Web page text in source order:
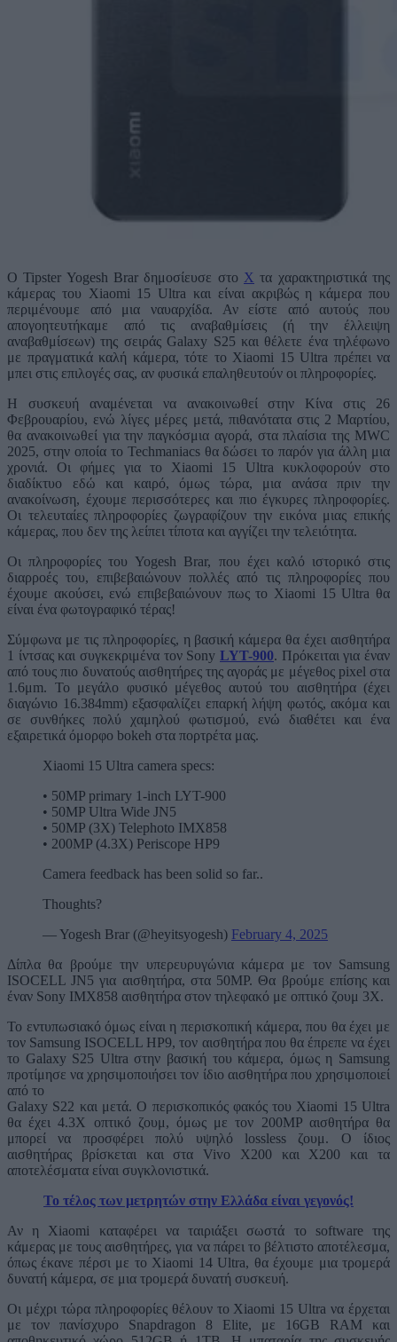
Ο Tipster Yogesh Brar δημοσίευσε στο X τα χαρακτηριστικά της
κάμερας του Xiaomi 15 Ultra και είναι ακριβώς η κάμερα που
περιμένουμε από μια ναυαρχίδα. Αν είστε από αυτούς που
απογοητευτήκαμε από τις αναβαθμίσεις (ή την έλλειψη
αναβαθμίσεων) της σειράς Galaxy S25 και θέλετε ένα τηλέφωνο
με πραγματικά καλή κάμερα, τότε το Xiaomi 15 Ultra πρέπει να
μπει στις επιλογές σας, αν φυσικά επαληθευτούν οι πληροφορίες.
Η συσκευή αναμένεται να ανακοινωθεί στην Κίνα στις 26
Φεβρουαρίου, ενώ λίγες μέρες μετά, πιθανότατα στις 2 Μαρτίου,
θα ανακοινωθεί για την παγκόσμια αγορά, στα πλαίσια της MWC
2025, στην οποία το Techmaniacs θα δώσει το παρόν για άλλη μια
χρονιά. Οι φήμες για το Xiaomi 15 Ultra κυκλοφορούν στο
διαδίκτυο εδώ και καιρό, όμως τώρα, μια ανάσα πριν την
ανακοίνωση, έχουμε περισσότερες και πιο έγκυρες πληροφορίες.
Οι τελευταίες πληροφορίες ζωγραφίζουν την εικόνα μιας επικής
κάμερας, που δεν της λείπει τίποτα και αγγίζει την τελειότητα.
Οι πληροφορίες του Yogesh Brar, που έχει καλό ιστορικό στις
διαρροές του, επιβεβαιώνουν πολλές από τις πληροφορίες που
έχουμε ακούσει, ενώ επιβεβαιώνουν πως το Xiaomi 15 Ultra θα
είναι ένα φωτογραφικό τέρας!
Σύμφωνα με τις πληροφορίες, η βασική κάμερα θα έχει αισθητήρα
1 ίντσας και συγκεκριμένα τον Sony LYT-900. Πρόκειται για έναν
από τους πιο δυνατούς αισθητήρες της αγοράς με μέγεθος pixel στα
1.6μm. Το μεγάλο φυσικό μέγεθος αυτού του αισθητήρα (έχει
διαγώνιο 16.384mm) εξασφαλίζει επαρκή λήψη φωτός, ακόμα και
σε συνθήκες πολύ χαμηλού φωτισμού, ενώ διαθέτει και ένα
εξαιρετικά όμορφο bokeh στα πορτρέτα μας.
Xiaomi 15 Ultra camera specs:
• 50MP primary 1-inch LYT-900
• 50MP Ultra Wide JN5
• 50MP (3X) Telephoto IMX858
• 200MP (4.3X) Periscope HP9
Camera feedback has been solid so far..
Thoughts?
— Yogesh Brar (@heyitsyogesh) February 4, 2025
Δίπλα θα βρούμε την υπερευρυγώνια κάμερα με τον Samsung
ISOCELL JN5 για αισθητήρα, στα 50MP. Θα βρούμε επίσης και
έναν Sony ΙΜΧ858 αισθητήρα στον τηλεφακό με οπτικό ζουμ 3Χ.
Το εντυπωσιακό όμως είναι η περισκοπική κάμερα, που θα έχει με
τον Samsung ISOCELL HP9, τον αισθητήρα που θα έπρεπε να έχει
το Galaxy S25 Ultra στην βασική του κάμερα, όμως η Samsung
προτίμησε να χρησιμοποιήσει τον ίδιο αισθητήρα που χρησιμοποιεί
από το
Galaxy S22 και μετά. Ο περισκοπικός φακός του Xiaomi 15 Ultra
θα έχει 4.3Χ οπτικό ζουμ, όμως με τον 200MP αισθητήρα θα
μπορεί να προσφέρει πολύ υψηλό lossless ζουμ. Ο ίδιος
αισθητήρας βρίσκεται και στα Vivo X200 και Χ200 και τα
αποτελέσματα είναι συγκλονιστικά.
Το τέλος των μετρητών στην Ελλάδα είναι γεγονός!
Αν η Xiaomi καταφέρει να ταιριάξει σωστά το software της
κάμερας με τους αισθητήρες, για να πάρει το βέλτιστο αποτέλεσμα,
όπως έκανε πέρσι με το Xiaomi 14 Ultra, θα έχουμε μια τρομερά
δυνατή κάμερα, σε μια τρομερά δυνατή συσκευή.
Οι μέχρι τώρα πληροφορίες θέλουν το Xiaomi 15 Ultra να έρχεται
με τον πανίσχυρο Snapdragon 8 Elite, με 16GB RAM και